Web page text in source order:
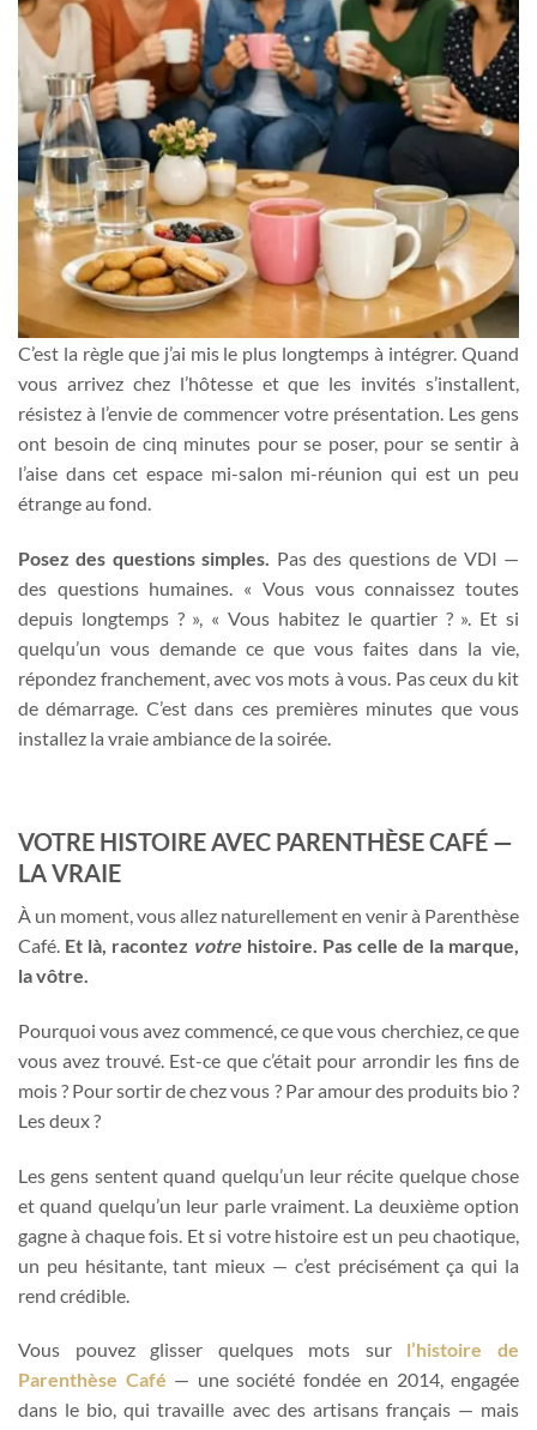
C’est la règle que j’ai mis le plus longtemps à intégrer. Quand
vous arrivez chez l’hôtesse et que les invités s’installent,
résistez à l’envie de commencer votre présentation. Les gens
ont besoin de cinq minutes pour se poser, pour se sentir à
l’aise dans cet espace mi-salon mi-réunion qui est un peu
étrange au fond.
Posez des questions simples. Pas des questions de VDI —
des questions humaines. « Vous vous connaissez toutes
depuis longtemps ? », « Vous habitez le quartier ? ». Et si
quelqu’un vous demande ce que vous faites dans la vie,
répondez franchement, avec vos mots à vous. Pas ceux du kit
de démarrage. C’est dans ces premières minutes que vous
installez la vraie ambiance de la soirée.
VOTRE HISTOIRE AVEC PARENTHÈSE CAFÉ —
LA VRAIE
À un moment, vous allez naturellement en venir à Parenthèse
Café. Et là, racontez votrehistoire. Pas celle de la marque,
la vôtre.
Pourquoi vous avez commencé, ce que vous cherchiez, ce que
vous avez trouvé. Est-ce que c’était pour arrondir les fins de
mois ? Pour sortir de chez vous ? Par amour des produits bio ?
Les deux ?
Les gens sentent quand quelqu’un leur récite quelque chose
et quand quelqu’un leur parle vraiment. La deuxième option
gagne à chaque fois. Et si votre histoire est un peu chaotique,
un peu hésitante, tant mieux — c’est précisément ça qui la
rend crédible.
Vous pouvez glisser quelques mots sur l’histoire de
Parenthèse Café — une société fondée en 2014, engagée
dans le bio, qui travaille avec des artisans français — mais